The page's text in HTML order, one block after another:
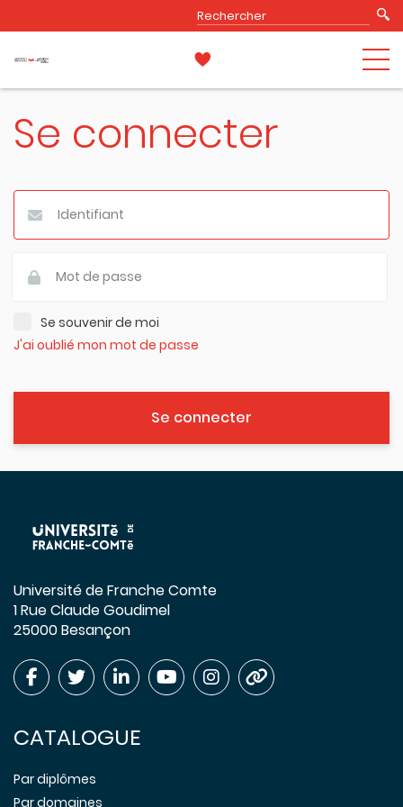
Se connecter
Se souvenir de moi
J'ai oublié mon mot de passe
Se connecter
Université de Franche Comte
1 Rue Claude Goudimel
25000 Besançon
CATALOGUE
Par diplômes
Par domaines